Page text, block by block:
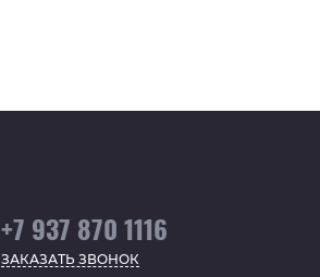
+7 937 870 1116
ЗАКАЗАТЬ ЗВОНОК